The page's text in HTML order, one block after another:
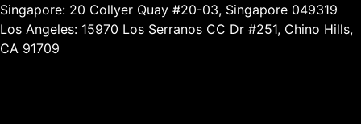
Singapore: 20 Collyer Quay #20-03, Singapore 049319
Los Angeles: 15970 Los Serranos CC Dr #251, Chino Hills,
CA 91709